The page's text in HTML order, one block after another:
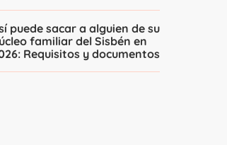
puede sacar a alguien de su
familiar del Sisbén en
Requisitos y documentos